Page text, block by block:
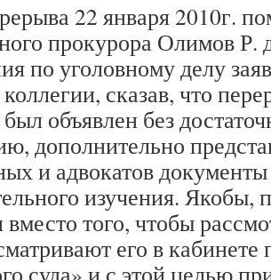
22 января 2010г.
прокурора Олимов Р.
по уголовному делу
сказав, что
объявлен без
дополнительно
и адвокатов
изучения.
вместо того, чтобы
его в кабинете
суда» и с этой целью